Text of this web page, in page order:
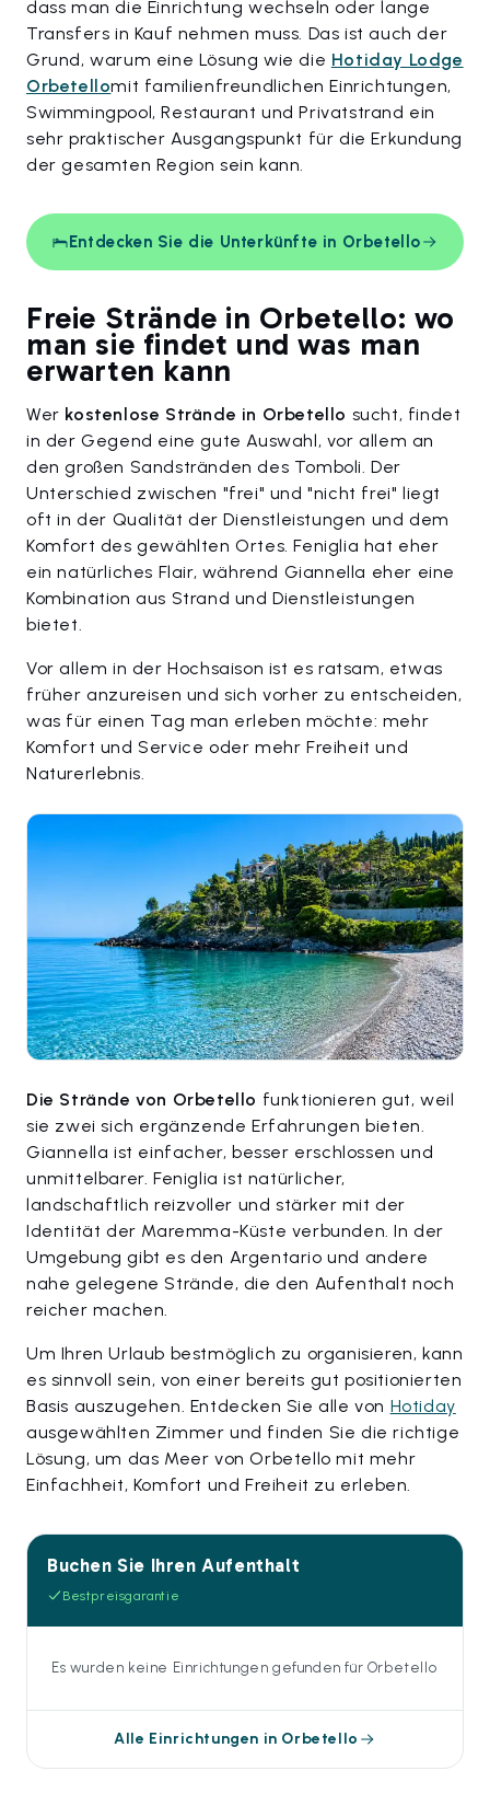
dass man die Einrichtung wechseln oder lange
Transfers in Kauf nehmen muss. Das ist auch der
Grund, warum eine Lösung wie die Hotiday Lodge
Orbetellomit familienfreundlichen Einrichtungen,
Swimmingpool, Restaurant und Privatstrand ein
sehr praktischer Ausgangspunkt für die Erkundung
der gesamten Region sein kann.
Entdecken Sie die Unterkünfte in Orbetello
Freie Strände in Orbetello: wo
man sie findet und was man
erwarten kann
Wer kostenlose Strände in Orbetello sucht, findet
in der Gegend eine gute Auswahl, vor allem an
den großen Sandstränden des Tomboli. Der
Unterschied zwischen "frei" und "nicht frei" liegt
oft in der Qualität der Dienstleistungen und dem
Komfort des gewählten Ortes. Feniglia hat eher
ein natürliches Flair, während Giannella eher eine
Kombination aus Strand und Dienstleistungen
bietet.
Vor allem in der Hochsaison ist es ratsam, etwas
früher anzureisen und sich vorher zu entscheiden,
was für einen Tag man erleben möchte: mehr
Komfort und Service oder mehr Freiheit und
Naturerlebnis.
Die Strände von Orbetello funktionieren gut, weil
sie zwei sich ergänzende Erfahrungen bieten.
Giannella ist einfacher, besser erschlossen und
unmittelbarer. Feniglia ist natürlicher,
landschaftlich reizvoller und stärker mit der
Identität der Maremma-Küste verbunden. In der
Umgebung gibt es den Argentario und andere
nahe gelegene Strände, die den Aufenthalt noch
reicher machen.
Um Ihren Urlaub bestmöglich zu organisieren, kann
es sinnvoll sein, von einer bereits gut positionierten
Basis auszugehen. Entdecken Sie alle von Hotiday
ausgewählten Zimmer und finden Sie die richtige
Lösung, um das Meer von Orbetello mit mehr
Einfachheit, Komfort und Freiheit zu erleben.
Buchen Sie Ihren Aufenthalt
Bestpreisgarantie
Es wurden keine Einrichtungen gefunden für Orbetello
Alle Einrichtungen in Orbetello